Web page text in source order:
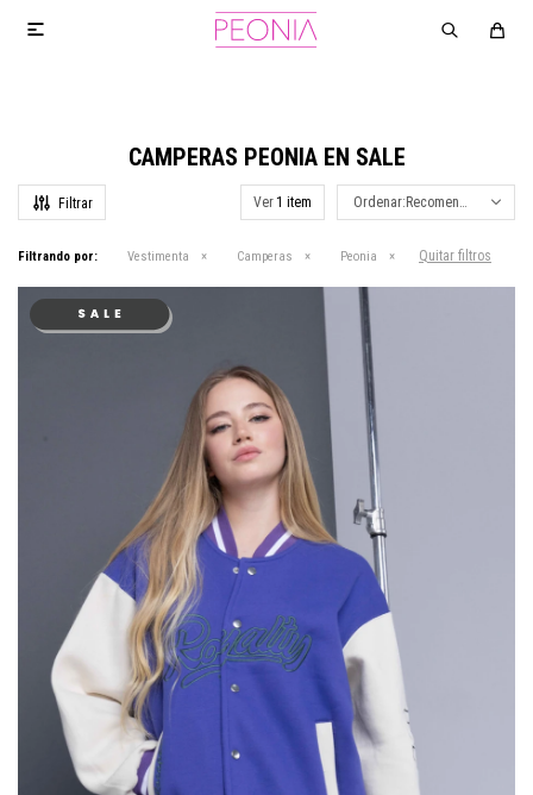

CAMPERAS PEONIA EN SALE
Ver Recomendados
Filtrando por: Vestimenta Camperas Peonia Quitar filtros